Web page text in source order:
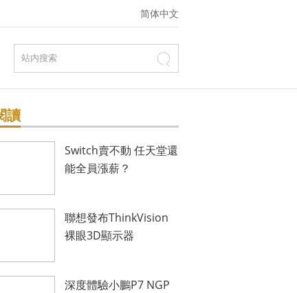
简体中文
讀
Switch賣不動 任天堂還
能全員漲薪？
聯想發布ThinkVision
裸眼3D顯示器
深度體驗小鵬P7 NGP